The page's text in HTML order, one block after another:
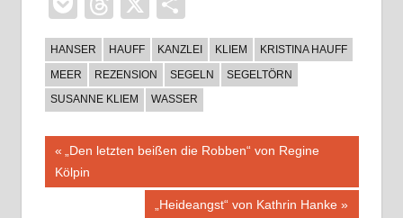
HANSER HAUFF KANZLEI KLIEM
KRISTINA HAUFF
MEER
REZENSION SEGELN
SEGELTÖRN
SUSANNE KLIEM
WASSER
Beitragsnavigation
Vorheriger
Beitrag:
„Den letzten beißen die Robben“ von Regine
Kölpin
Nächster
„Heideangst“ von Kathrin Hanke